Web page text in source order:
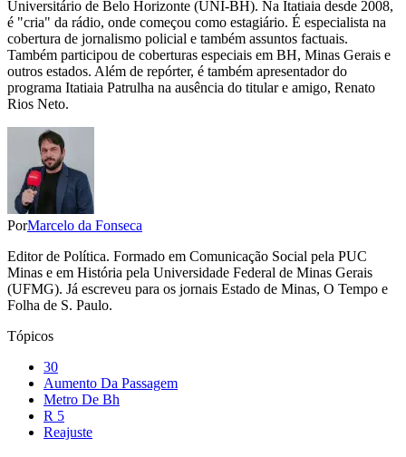
Universitário de Belo Horizonte (UNI-BH). Na Itatiaia desde 2008,
é "cria" da rádio, onde começou como estagiário. É especialista na
cobertura de jornalismo policial e também assuntos factuais.
Também participou de coberturas especiais em BH, Minas Gerais e
outros estados. Além de repórter, é também apresentador do
programa Itatiaia Patrulha na ausência do titular e amigo, Renato
Rios Neto.
PorMarcelo da Fonseca
Editor de Política. Formado em Comunicação Social pela PUC
Minas e em História pela Universidade Federal de Minas Gerais
(UFMG). Já escreveu para os jornais Estado de Minas, O Tempo e
Folha de S. Paulo.
Tópicos
30
Aumento Da Passagem
Metro De Bh
R 5
Reajuste